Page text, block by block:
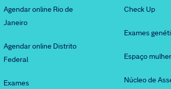
Agendar online Rio de
Janeiro
Agendar online Distrito
Federal
Exames
Check Up
Exames
Espaço mulher
Núcleo de